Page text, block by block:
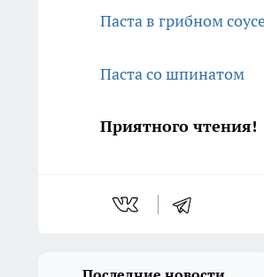
Паста в грибном
Паста со шпинатом
Приятного чтения!